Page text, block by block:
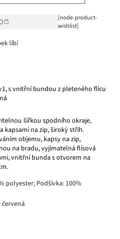
[node-product-
wishlist]
líbí
s vnitřní bundou z pleteného flícu
šířkou spodního okraje,
kapsami na zip, široký střih.
objemu, kapsy na zip,
na bradu, vyjímatelná flísová
vnitřní bunda s otvorem na
polyester; Podšívka: 100%